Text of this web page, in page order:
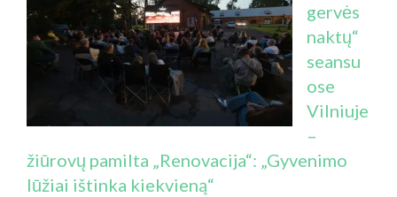
gervės
naktų“
seansu
ose
Vilniuje
–
žiūrovų pamilta „Renovacija“: „Gyvenimo
lūžiai ištinka kiekvieną“